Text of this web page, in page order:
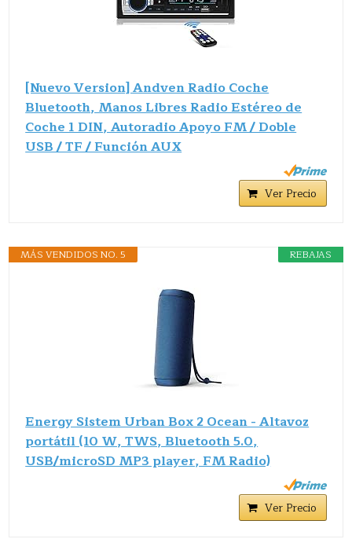
[Nuevo Version] Andven Radio Coche
Bluetooth, Manos Libres Radio Estéreo de
Coche 1 DIN, Autoradio Apoyo FM / Doble
USB / TF / Función AUX
Ver Precio
REBAJAS
MÁS VENDIDOS NO. 5
Energy Sistem Urban Box 2 Ocean - Altavoz
portátil (10 W, TWS, Bluetooth 5.0,
USB/microSD MP3 player, FM Radio)
Ver Precio